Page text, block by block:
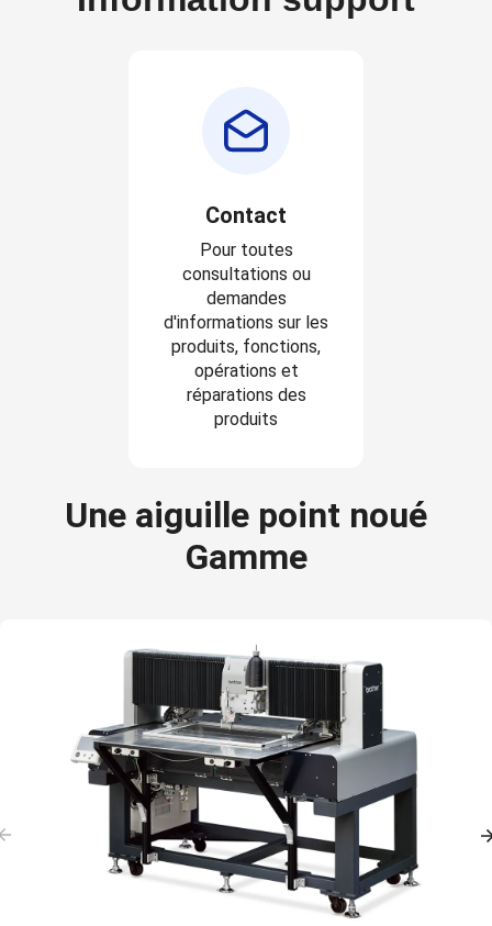
Contact
Pour toutes
consultations ou
demandes
d'informations sur les
produits, fonctions,
opérations et
réparations des
produits
Une aiguille point noué
Gamme